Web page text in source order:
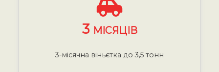
3 МІСЯЦІВ
3-місячна віньєтка до 3,5 тонн